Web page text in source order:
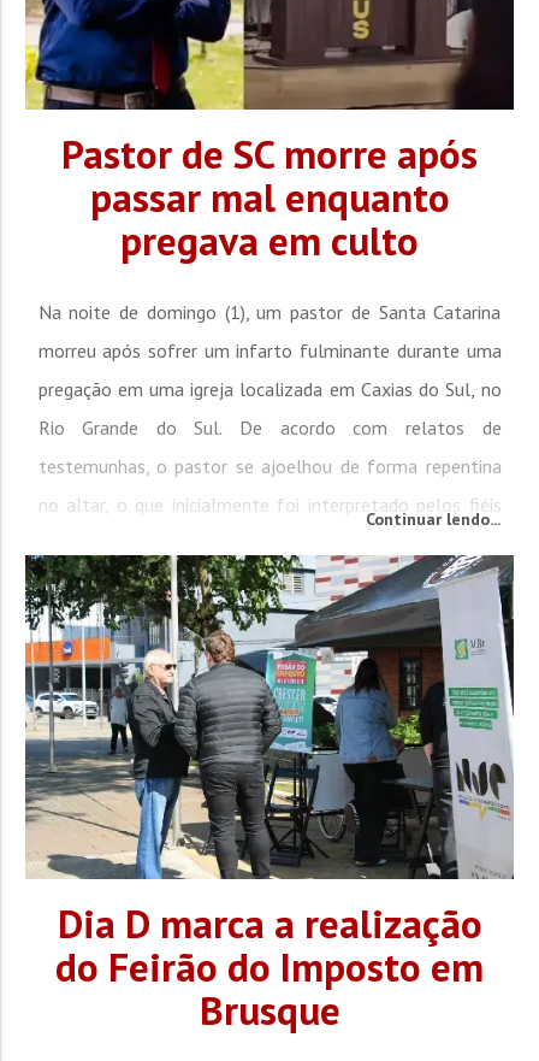
Pastor de SC morre após
passar mal enquanto
pregava em culto
Na noite de domingo (1), um pastor de Santa Catarina
morreu após sofrer um infarto fulminante durante uma
pregação em uma igreja localizada em Caxias do Sul, no
Rio Grande do Sul. De acordo com relatos de
testemunhas, o pastor se ajoelhou de forma repentina
no altar, o que inicialmente foi interpretado pelos fiéis
perceberam que ele passava mal. Apesar das tentativas
de socorro, o religioso não...
Continuar lendo...
Dia D marca a realização
do Feirão do Imposto em
Brusque